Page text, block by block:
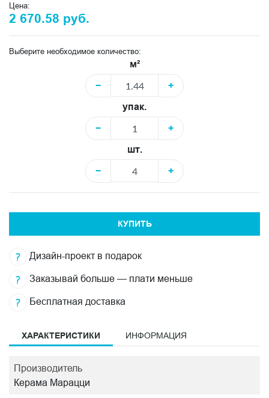
Цена:
2 670.58 руб.
Выберите необходимое количество:
м²
−
+
упак.
−
+
шт.
−
+
КУПИТЬ
Дизайн-проект в подарок
Заказывай больше — плати меньше
Бесплатная доставка
ХАРАКТЕРИСТИКИ ИНФОРМАЦИЯ
Производитель
Керама Марацци